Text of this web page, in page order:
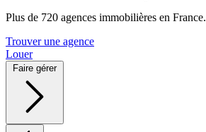
Plus de 720 agences immobilières en France.
Trouver une agence
Louer
Faire gérer